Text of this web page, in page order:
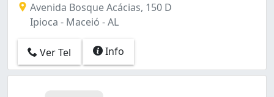
Avenida Bosque Acácias, 150 D
Ipioca - Maceió - AL
Ver Tel Info